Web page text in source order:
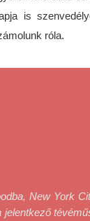
is
róla.
New York